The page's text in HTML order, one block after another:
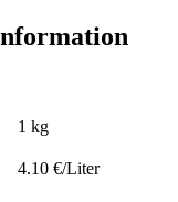
1 kg
4.10 €/Liter